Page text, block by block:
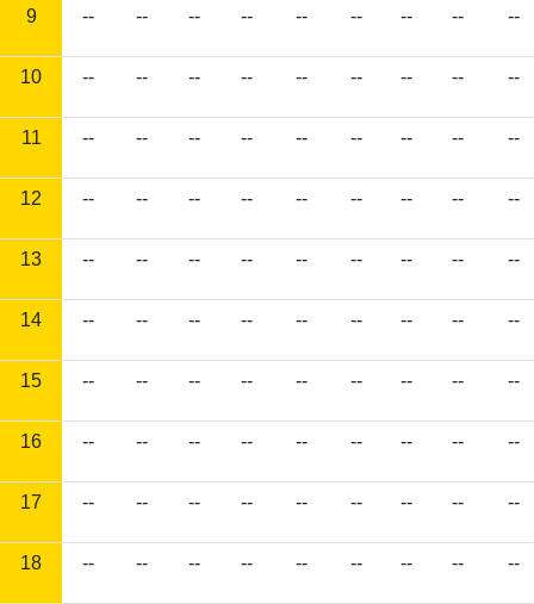
9 -- -- -- -- -- -- -- -- --
10 -- -- -- -- -- -- -- -- --
11 -- -- -- -- -- -- -- -- --
12 -- -- -- -- -- -- -- -- --
13 -- -- -- -- -- -- -- -- --
14 -- -- -- -- -- -- -- -- --
15 -- -- -- -- -- -- -- -- --
16 -- -- -- -- -- -- -- -- --
17 -- -- -- -- -- -- -- -- --
18 -- -- -- -- -- -- -- -- --